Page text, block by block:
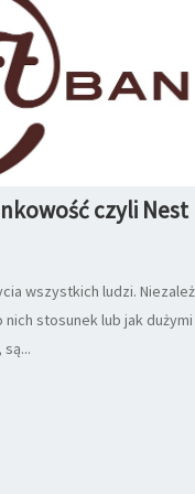
czyli Nest
wszystkich ludzi.
stosunek lub jak dużymi